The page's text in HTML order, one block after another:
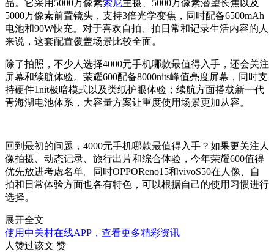
品。它采用5000万像素索尼主摄、5000万像素潜望长焦以及
5000万像素前置镜头，支持3倍光学变焦，同时配备6500mAh
电池和90W快充。对于喜欢自拍、拍日常和记录生活内容的人
来说，这套配置覆盖场景比较全面。
除了拍照，不少人选择4000元手机哪款最值得入手，还会关注
屏幕和续航体验。荣耀600配备8000nits峰值亮度屏幕，同时支
持硬件1nit极暗模式以及类纸护眼体验；续航方面搭载新一代
青海湖电池体系，大容量方案让重度使用场景更加从容。
回到最初的问题，4000元手机哪款最值得入手？如果更关注人
像拍摄、动态记录、旅行出片和综合体验，今年荣耀600值得
优先放进考虑名单。同时OPPOReno15和vivoS50在人像、自
拍和日常体验方面也各有特色，可以根据自己的使用习惯进行
选择。
展开全文
使用中关村在线APP，查看更多精彩资讯
人赞过该文 赞